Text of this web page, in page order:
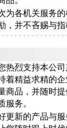
为各机关服务
，并不吝赐与
热烈支持本公
着精益求精的
商品，并随时
服务。
更新的产品与